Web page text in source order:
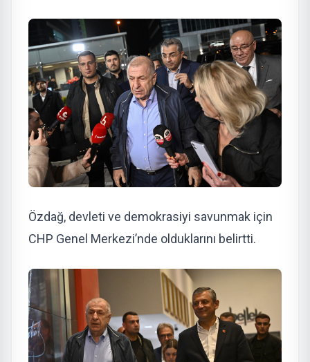
Özdağ, devleti ve demokrasiyi savunmak için
CHP Genel Merkezi’nde olduklarını belirtti.